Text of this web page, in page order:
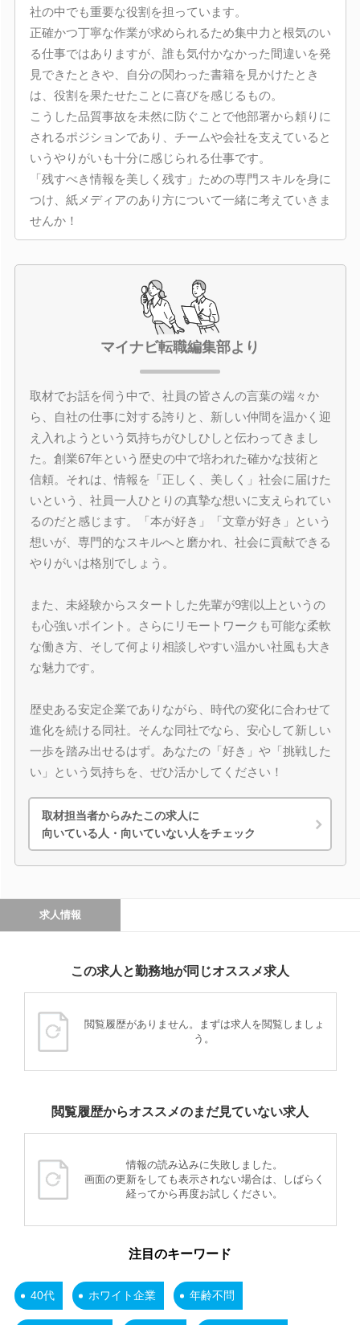
社の中でも重要な役割を担っています。
正確かつ丁寧な作業が求められるため集中力と根気のい
る仕事ではありますが、誰も気付かなかった間違いを発
見できたときや、自分の関わった書籍を見かけたとき
は、役割を果たせたことに喜びを感じるもの。
こうした品質事故を未然に防ぐことで他部署から頼りに
されるポジションであり、チームや会社を支えていると
いうやりがいも十分に感じられる仕事です。
「残すべき情報を美しく残す」ための専門スキルを身に
つけ、紙メディアのあり方について一緒に考えていきま
せんか！
マイナビ転職編集部より
取材でお話を伺う中で、社員の皆さんの言葉の端々か
ら、自社の仕事に対する誇りと、新しい仲間を温かく迎
え入れようという気持ちがひしひしと伝わってきまし
た。創業67年という歴史の中で培われた確かな技術と
信頼。それは、情報を「正しく、美しく」社会に届けた
いという、社員一人ひとりの真摯な想いに支えられてい
るのだと感じます。「本が好き」「文章が好き」という
想いが、専門的なスキルへと磨かれ、社会に貢献できる
やりがいは格別でしょう。
また、未経験からスタートした先輩が9割以上というの
も心強いポイント。さらにリモートワークも可能な柔軟
な働き方、そして何より相談しやすい温かい社風も大き
な魅力です。
歴史ある安定企業でありながら、時代の変化に合わせて
進化を続ける同社。そんな同社でなら、安心して新しい
一歩を踏み出せるはず。あなたの「好き」や「挑戦した
い」という気持ちを、ぜひ活かしてください！
取材担当者からみたこの求人に
向いている人・向いていない人をチェック
求人情報
この求人と勤務地が同じオススメ求人
閲覧履歴がありません。まずは求人を閲覧しましょ
う。
閲覧履歴からオススメのまだ見ていない求人
情報の読み込みに失敗しました。
画面の更新をしても表示されない場合は、しばらく
経ってから再度お試しください。
注目のキーワード
40代 ホワイト企業 年齢不問